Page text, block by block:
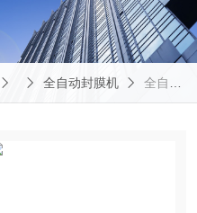
全自动封膜机 全自动封膜机